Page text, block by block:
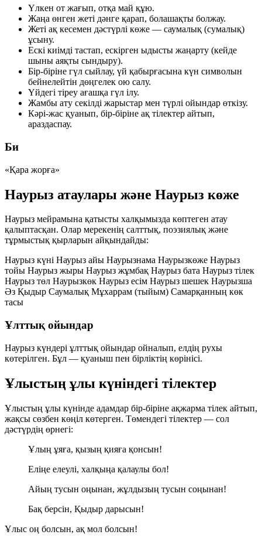
Үлкен от жағып, отқа май құю.
Жаңа өнген жеті дәнге қарап, болашақты болжау.
Жеті ақ кесемен дәстүрлі көже — саумалық (сумалық)
ұсыну.
Ескі киімді тастап, ескірген ыдысты жаңарту (кейде
шыны аяқты сындыру).
Бір-біріне гүл сыйлау, үй қабырғасына күн символын
бейнелейтін дөңгелек ою салу.
Үйдегі тіреу ағашқа гүл ілу.
Жамбы ату секілді жарыстар мен түрлі ойындар өткізу.
Кәрі-жас қуанып, бір-біріне ақ тілектер айтып,
араздаспау.
Би
«Қара жорға»
Наурыз атаулары және Наурыз көже
Наурыз мейрамына қатысты халқымызда көптеген атау
қалыптасқан. Олар мерекенің салттық, поэзиялық және
тұрмыстық қырларын айқындайды:
Наурыз күні Наурыз айы Наурызнама Наурызкөже Наурыз
тойы Наурыз жыры Наурыз жұмбақ Наурыз бата Наурыз тілек
Наурыз төл Наурызкөк Наурыз есім Наурыз шешек Наурызша
Әз Қыдыр Саумалық Мұхаррам (тыйым) Самарқанның көк
тасы
Ұлттық ойындар
Наурыз күндері ұлттық ойындар ойналып, елдің рухы
көтерілген. Бұл — қуаныш пен бірліктің көрінісі.
Ұлыстың ұлы күніндегі тілектер
Ұлыстың ұлы күнінде адамдар бір-біріне ақжарма тілек айтып,
жақсы сөзбен көңіл көтерген. Төмендегі тілектер — сол
дәстүрдің өрнегі:
Ұлың ұяға, қызың қияға қонсын!
Еліңе елеулі, халқыңа қалаулы бол!
Айың тусын оңынан, жұлдызың тусын соңынан!
Бақ берсін, Қыдыр дарысын!
Ұлыс оң болсын, ақ мол болсын!